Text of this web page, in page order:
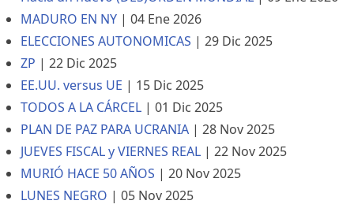
MADURO EN NY | 04 Ene 2026
ELECCIONES AUTONOMICAS | 29 Dic 2025
ZP | 22 Dic 2025
EE.UU. versus UE | 15 Dic 2025
TODOS A LA CÁRCEL | 01 Dic 2025
PLAN DE PAZ PARA UCRANIA | 28 Nov 2025
JUEVES FISCAL y VIERNES REAL | 22 Nov 2025
MURIÓ HACE 50 AÑOS | 20 Nov 2025
LUNES NEGRO | 05 Nov 2025